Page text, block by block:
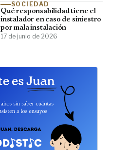
SOCIEDAD
Qué responsabilidad tiene el
instalador en caso de siniestro
por mala instalación
17 de junio de 2026